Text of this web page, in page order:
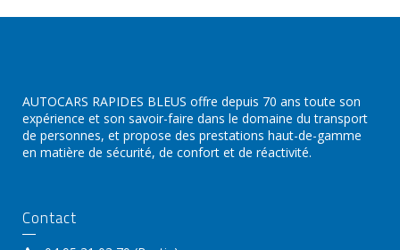
AUTOCARS RAPIDES BLEUS offre depuis 70 ans toute son
expérience et son savoir-faire dans le domaine du transport
de personnes, et propose des prestations haut-de-gamme
en matière de sécurité, de confort et de réactivité.
Contact